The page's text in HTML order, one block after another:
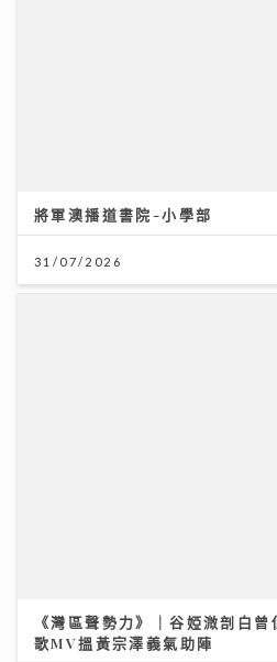
將軍澳播道書院-小學部
31/07/2026
《灣區聲勢力》｜谷婭溦剖白
歌MV搵黃宗澤義氣助陣